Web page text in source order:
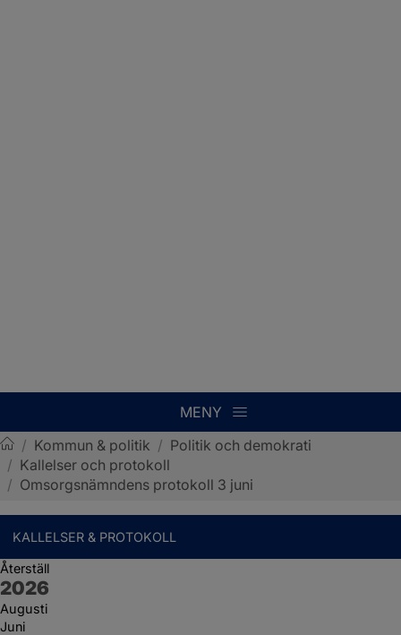
MENY
Sotenäs kommun
/ Kommun & politik / Politik och demokrati
/ Kallelser och protokoll
/ Omsorgsnämndens protokoll 3 juni
KALLELSER & PROTOKOLL
Återställ
År:
2026
Augusti
Juni